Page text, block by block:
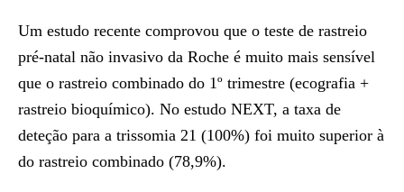
Um estudo recente comprovou que o teste de rastreio
pré-natal não invasivo da Roche é muito mais sensível
que o rastreio combinado do 1º trimestre (ecografia +
rastreio bioquímico). No estudo NEXT, a taxa de
deteção para a trissomia 21 (100%) foi muito superior à
do rastreio combinado (78,9%).